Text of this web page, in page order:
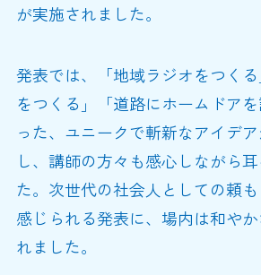
が実施されました。
発表では、「地域ラジオをつく
をつくる」「道路にホームドア
った、ユニークで斬新なアイデ
し、講師の方々も感心しながら
た。次世代の社会人としての頼
感じられる発表に、場内は和や
れました。